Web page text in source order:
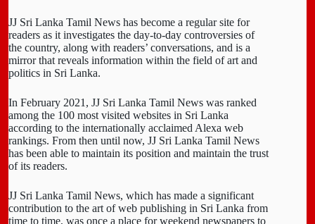
JJ Sri Lanka Tamil News has become a regular site for
readers as it investigates the day-to-day controversies of
the country, along with readers’ conversations, and is a
mirror that reveals information within the field of art and
politics in Sri Lanka.
In February 2021, JJ Sri Lanka Tamil News was ranked
among the 100 most visited websites in Sri Lanka
according to the internationally acclaimed Alexa web
rankings. From then until now, JJ Sri Lanka Tamil News
has been able to maintain its position and maintain the trust
of its readers.
JJ Sri Lanka Tamil News, which has made a significant
contribution to the art of web publishing in Sri Lanka from
time to time, was once a place for weekend newspapers to